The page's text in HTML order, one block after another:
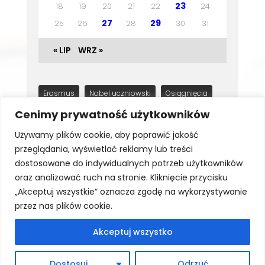
Cenimy prywatność użytkowników
Używamy plików cookie, aby poprawić jakość
przeglądania, wyświetlać reklamy lub treści
dostosowane do indywidualnych potrzeb użytkowników
oraz analizować ruch na stronie. Kliknięcie przycisku
„Akceptuj wszystkie” oznacza zgodę na wykorzystywanie
przez nas plików cookie.
Akceptuj wszystko
18 19 20 21 22 23
24
25
26 27 28 29 30 31
« LIP WRZ »
Erasmus Nobel uczniowski
Osiągnięcia
Wycieczki
You Can Sing
Szybkie menu